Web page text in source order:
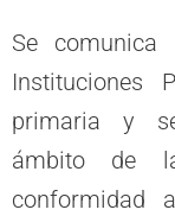
Se
Instituciones
primaria y
ámbito de
conformidad